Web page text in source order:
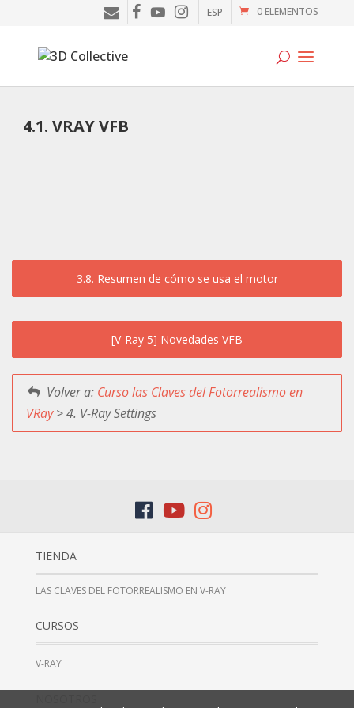
Tutoriales
Tienda
0 ELEMENTOS
ESP
4.1. VRAY VFB
3.8. Resumen de cómo se usa el motor
[V-Ray 5] Novedades VFB
Volver a: Curso las Claves del Fotorrealismo en
VRay> 4. V-Ray Settings
TIENDA
LAS CLAVES DEL FOTORREALISMO EN V-RAY
CURSOS
V-RAY